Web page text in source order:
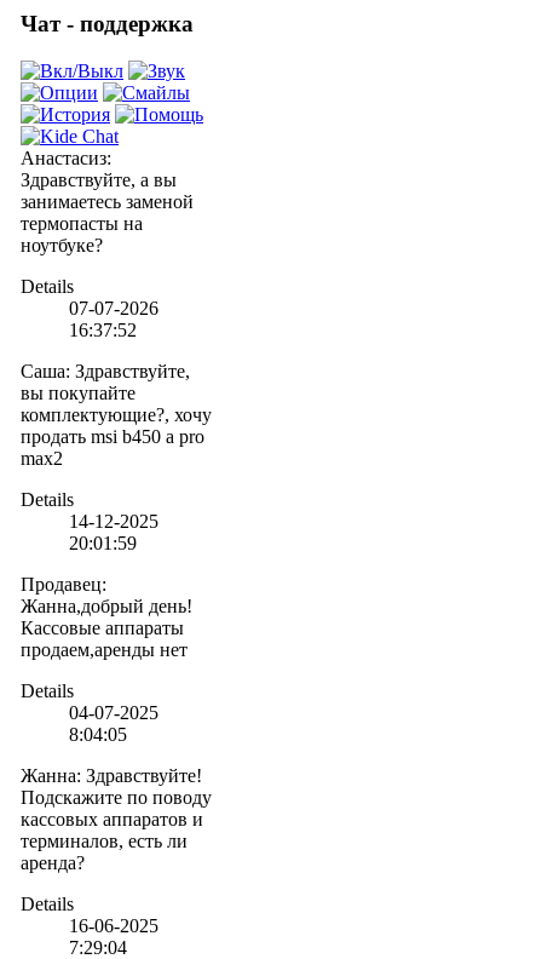
Чат - поддержка
Анастасиз:
Здравствуйте, а вы
занимаетесь заменой
термопасты на
ноутбуке?
Details
07-07-2026
16:37:52
Саша: Здравствуйте,
вы покупайте
комплектующие?, хочу
продать msi b450 a pro
max2
Details
14-12-2025
20:01:59
Продавец:
Жанна,добрый день!
Кассовые аппараты
продаем,аренды нет
Details
04-07-2025
8:04:05
Жанна: Здравствуйте!
Подскажите по поводу
кассовых аппаратов и
терминалов, есть ли
аренда?
Details
16-06-2025
7:29:04